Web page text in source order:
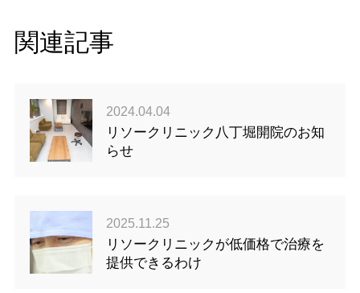
関連記事
2024.04.04
リソークリニック八丁堀開院のお知
らせ
2025.11.25
リソークリニックが低価格で治療を
提供できるわけ